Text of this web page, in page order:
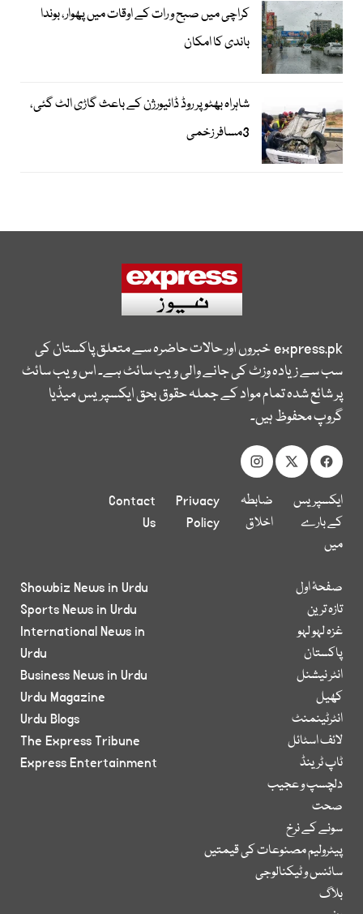
کراچی میں صبح و رات کے اوقات میں پھوار، بوندا
باندی کا امکان
شاہراہ بھٹو پر روڈ ڈائیورژن کے باعث گاڑی الٹ گئی،
3مسافر زخمی
express.pkخبروں اور حالات حاضرہ سے متعلق پاکستان کی
سب سے زیادہ وزٹ کی جانے والی ویب سائٹ ہے۔ اس ویب سائٹ
پر شائع شدہ تمام مواد کے جملہ حقوق بحق ایکسپریس میڈیا
گروپ محفوظ ہیں۔
ایکسپریس
کے بارے
میں
ضابطہ
اخلاق
Privacy
Policy
Contact
Us
صفحۂ اول
تازہ ترین
غزہ لہو لہو
پاکستان
انٹر نیشنل
کھیل
انٹرٹینمنٹ
لائف اسٹائل
ٹاپ ٹرینڈ
دلچسپ و عجیب
صحت
سونے کے نرخ
پیٹرولیم مصنوعات کی قیمتیں
سائنس و ٹیکنالوجی
بلاگ
Showbiz News in Urdu
Sports News in Urdu
International News in
Urdu
Business News in Urdu
Urdu Magazine
Urdu Blogs
The Express Tribune
Express Entertainment